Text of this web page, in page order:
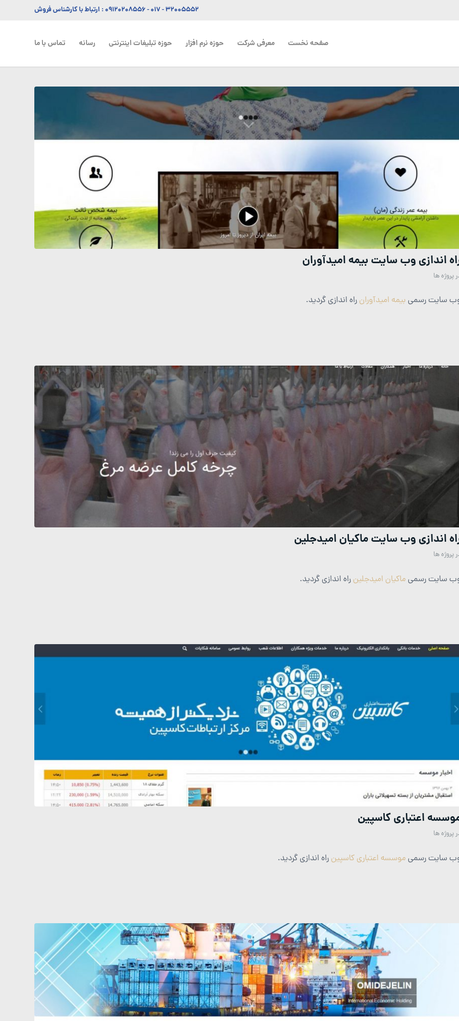
۳۲۰۰۵۵۵۲ - ۰۱۷ -۰۹۱۲۰۲۰۸۵۵۶: ارتباط با کارشناس فروش
صفحه نخست معرفی شرکت حوزه نرم افزار حوزه تبلیغات اینترنتی رسانه تماس با ما
اندازی وب سایت بیمه امیدآوران
پروژه ها
سایت رسمی بیمه امیدآوران راه اندازی گردید.
اندازی وب سایت ماکیان امیدجلین
پروژه ها
سایت رسمیماکیان امیدجلین راه اندازی گردید.
اعتباری کاسپین
پروژه ها
سایت رسمیموسسه اعتباری کاسپین راه اندازی گردید.